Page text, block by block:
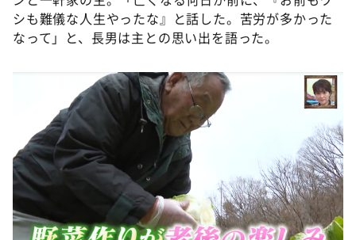
シも難儀な人生やったな』と話した。苦労が多かった
なって」と、長男は主との思い出を語った。